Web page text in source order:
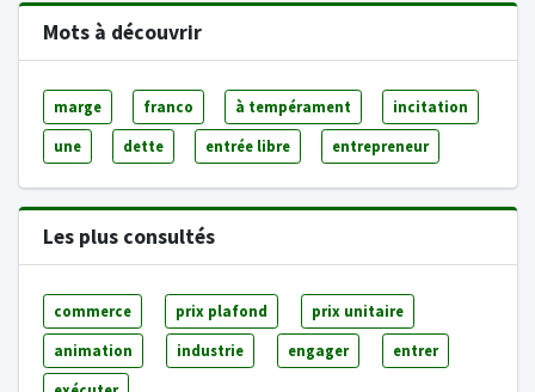
Mots à découvrir
marge franco à tempérament incitation
une dette entrée libre entrepreneur
Les plus consultés
commerce prix plafond prix unitaire
animation industrie engager entrer